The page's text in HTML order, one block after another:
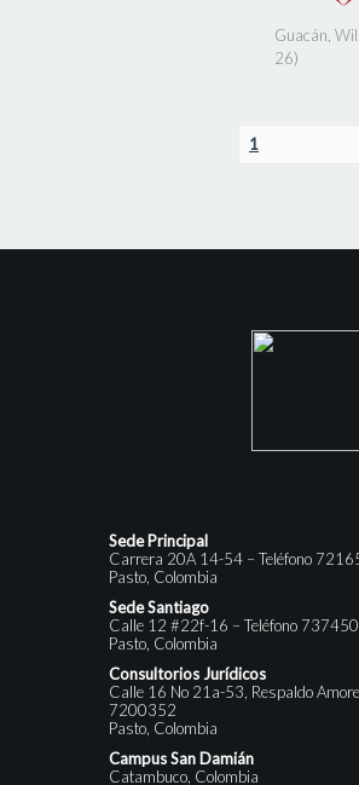
Guacán,
26)
1
Sede Principal
Carrera 20A 14-54 – Teléfono
Pasto, Colombia
Sede Santiago
Calle 12 #22f-16 – Teléfono
Pasto, Colombia
Consultorios Jurídicos
Calle 16 No 21a-53, Respaldo
7200352
Pasto, Colombia
Campus San Damián
Catambuco, Colombia